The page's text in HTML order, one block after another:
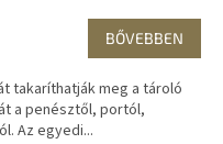
BŐVEBBEN
takaríthatják meg a tároló
a penésztől, portól,
Az egyedi...